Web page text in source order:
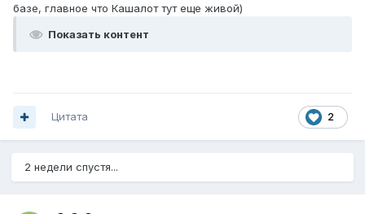
базе, главное что Кашалот тут еще живой)
Показать контент
2
Цитата
2 недели спустя...